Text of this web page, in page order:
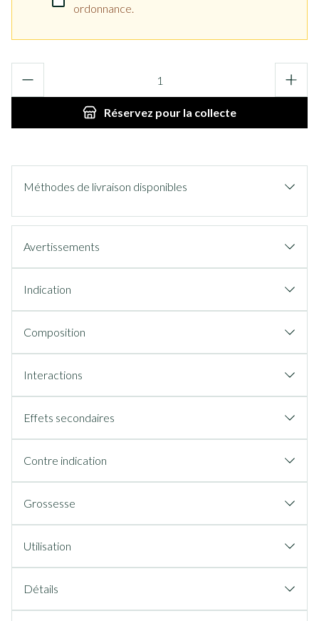
ordonnance.
Réservez pour la collecte
Méthodes de livraison disponibles
Avertissements
Indication
Composition
Interactions
Effets secondaires
Contre indication
Grossesse
Utilisation
Détails